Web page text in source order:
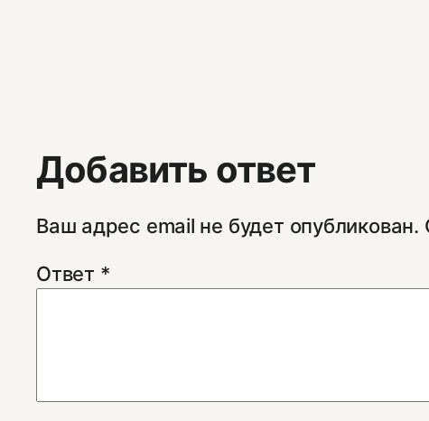
Добавить ответ
Ваш адрес email не будет опубликован.
Ответ *